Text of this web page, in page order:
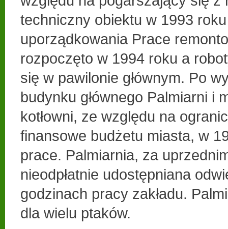
techniczny obiektu w 1993
uporządkowania Prace
rozpoczęto w 1994 roku a
się w pawilonie głównym. Po
budynku głównego Palmiarni i
kotłowni, ze względu na
finansowe budżetu miasta, w
prace. Palmiarnia, za
nieodpłatnie udostępniana
godzinach pracy zakładu.
dla wielu ptaków.